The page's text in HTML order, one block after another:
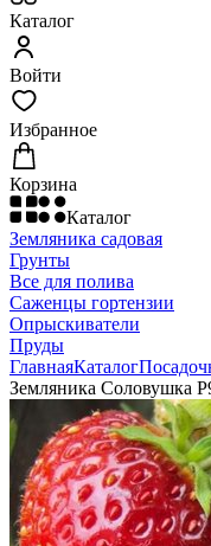
Каталог
Войти
Избранное
Корзина
Каталог
Земляника садовая
Грунты
Все для полива
Саженцы гортензии
Опрыскиватели
Пруды
ГлавнаяКаталог
Земляника Соловушка